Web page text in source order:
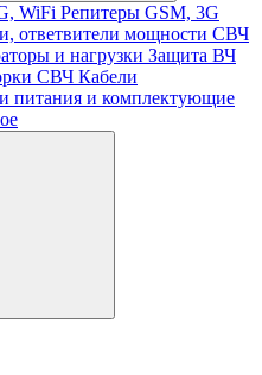
WiFi Репитеры GSM, 3G
ответвители мощности СВЧ
и нагрузки Защита ВЧ
СВЧ Кабели
питания и комплектующие